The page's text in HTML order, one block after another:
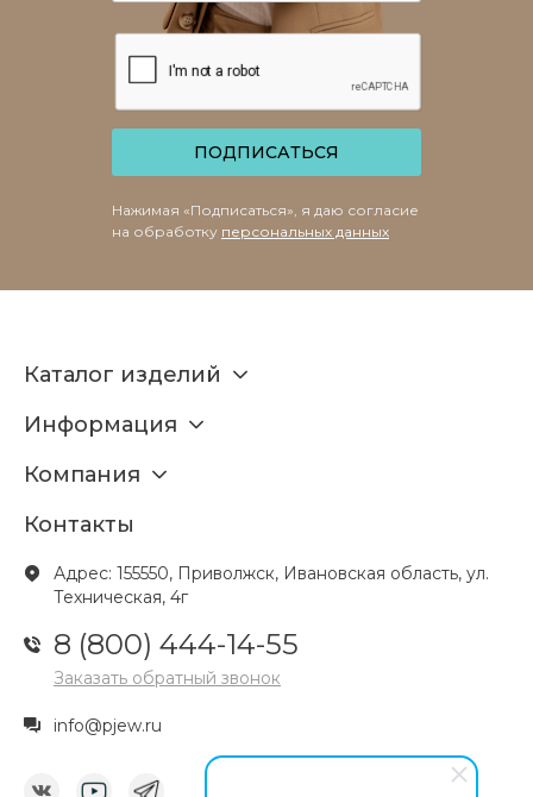
ПОДПИСАТЬСЯ
Нажимая «Подписаться», я даю согласие
на обработку персональных данных
Каталог изделий
Информация
Компания
Контакты
Адрес: 155550, Приволжск, Ивановская область, ул.
Техническая, 4г
8 (800) 444-14-55
Заказать обратный звонок
info@pjew.ru